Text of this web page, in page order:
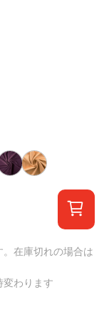
在庫切れの場合は
変わります